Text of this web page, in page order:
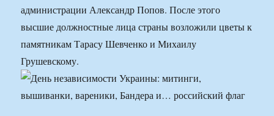
администрации Александр Попов. После этого
высшие должностные лица страны возложили цветы к
памятникам Тарасу Шевченко и Михаилу
Грушевскому.